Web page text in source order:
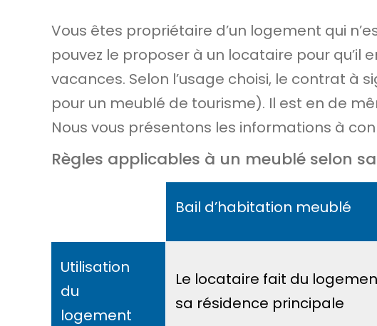
Vous êtes propriétaire d’un logement qui
pouvez le proposer à un locataire pour qu’il
vacances. Selon l’usage choisi, le contrat
pour un meublé de tourisme). Il est en de
Nous vous présentons les informations à
Règles applicables à un meublé selon
Bail d’habitation meublé
Utilisation
du
logement
Le locataire fait du
sa résidence principale